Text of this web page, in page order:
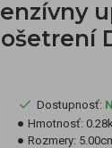
ošetrení
Dostupnosť:
Hmotnosť:
Rozmery: